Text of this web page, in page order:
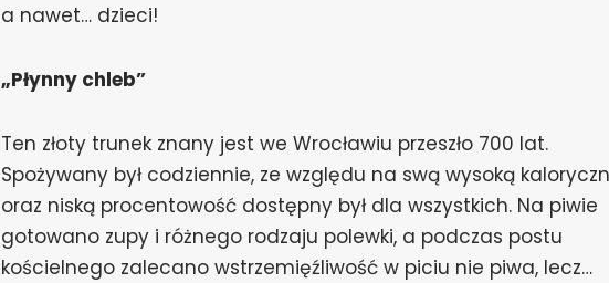
a nawet… dzieci!
„Płynny chleb”
Ten złoty trunek znany jest we Wrocławiu przeszło 700 lat.
Spożywany był codziennie, ze względu na swą wysoką
oraz niską procentowość dostępny był dla wszystkich. Na piwie
gotowano zupy i różnego rodzaju polewki, a podczas postu
kościelnego zalecano wstrzemięźliwość w piciu nie piwa, lecz…